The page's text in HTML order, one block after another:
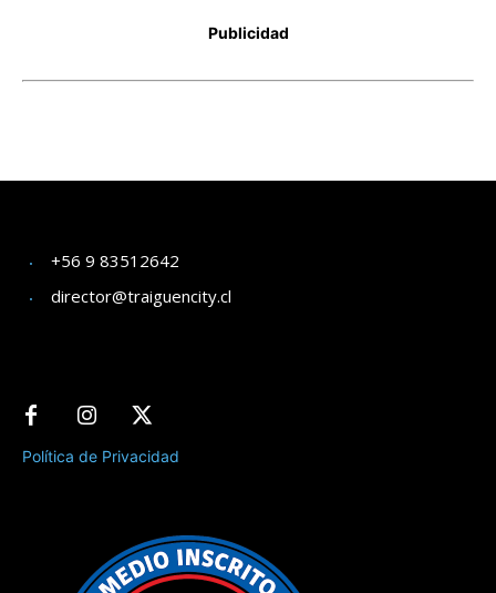
+56 9 83512642
director@traiguencity.cl
Política de Privacidad